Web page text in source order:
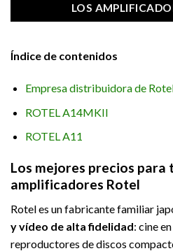
LOS
Índice de contenidos
Empresa distribuidora de
ROTEL A14MKII
ROTEL A11
Los mejores precios para
amplificadores Rotel
Rotel es un fabricante familiar
y vídeo de alta fidelidad: cine
reproductores de discos